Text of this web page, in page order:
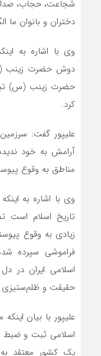
شجاعت، حجاب،
دختران و بانوان ما
وی با اشاره به
دوش حضرت زینب
حضرت زینب (س)
کرد.
علیپور گفت:
آرامش به خود
مناطق به وقوع
وی با اشاره به
تاریخ اسلام است
زیادی به وقوع
فراموشی سپرده
اسلامی ایران در
حقیقت و
علیپور با بیان
اسلامی ثبت و
یک کشور معتقد